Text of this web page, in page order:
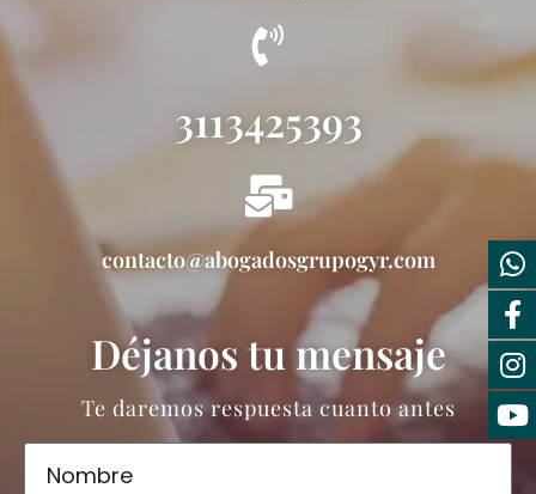
3113425393
contacto@abogadosgrupogyr.com
Déjanos tu mensaje
Te daremos respuesta cuanto antes